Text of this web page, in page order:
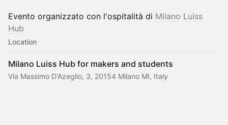
Evento organizzato con l'ospitalità di Milano Luiss
Hub
Location
Milano Luiss Hub for makers and students
Via Massimo D'Azeglio, 3, 20154 Milano MI, Italy